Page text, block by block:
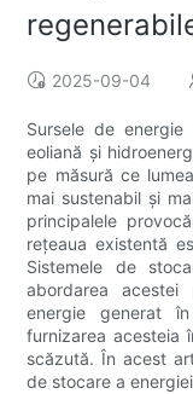
2025-09-04
Sursele de
eoliană și
pe măsură ce
mai sustenabil și
principalele
rețeaua existentă
Sistemele de
abordarea
energie generat
furnizarea acesteia
scăzută. În acest
de stocare a